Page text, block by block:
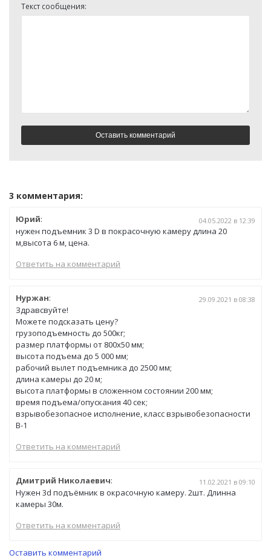
Текст сообщения:
3 комментария:
Юрий: 04.05.2022 в 12:39
нужен подъемник 3 D в покрасочную камеру длина 20
м,высота 6 м, цена.
Ответить на комментарий
Нуржан: 29.09.2021 в 08:38
Здравсвуйте!
Можете подсказать цену?
грузоподъемность до 500кг;
размер платформы от 800х50 мм;
высота подъема до 5 000 мм;
рабочий вылет подъемника до 2500 мм;
длина камеры до 20 м;
высота платформы в сложенном состоянии 200 мм;
время подъема/опускания 40 сек;
взрывобезопасное исполнение, класс взрывобезопасности
В-1
Ответить на комментарий
Дмитрий Николаевич: 11.02.2021 в 09:10
Нужен 3d подъёмник в окрасочную камеру. 2шт. Длинна
камеры 30м.
Ответить на комментарий
Оставить комментарий